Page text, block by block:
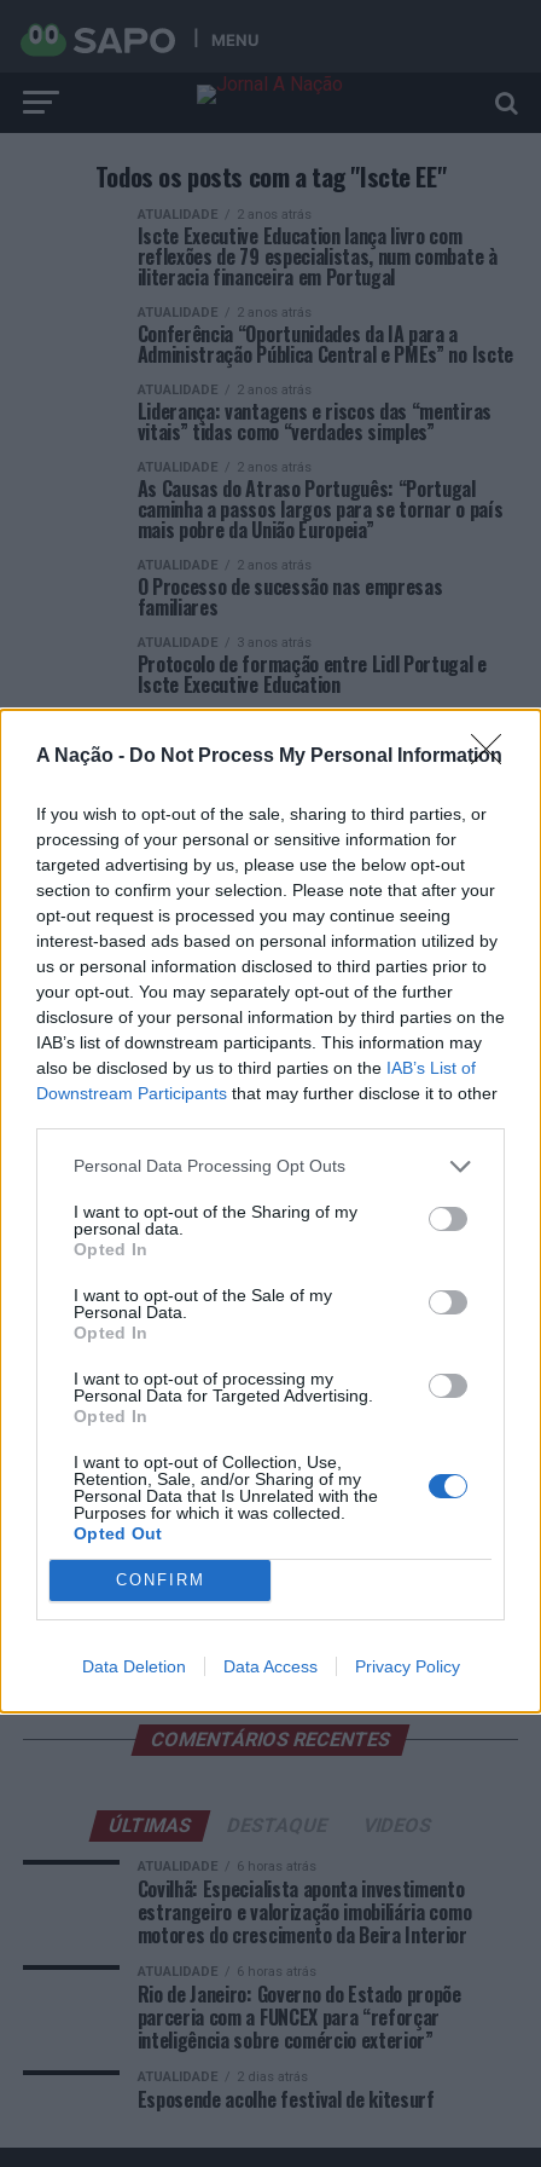
A Nação - Do Not Process My Personal Information
If you wish to opt-out of the sale, sharing to third parties, or
processing of your personal or sensitive information for
targeted advertising by us, please use the below opt-out
section to confirm your selection. Please note that after your
opt-out request is processed you may continue seeing
interest-based ads based on personal information utilized by
us or personal information disclosed to third parties prior to
your opt-out. You may separately opt-out of the further
disclosure of your personal information by third parties on the
IAB’s list of downstream participants. This information may
also be disclosed by us to third parties on the IAB’s List of
Downstream Participants that may further disclose it to other
Personal Data Processing Opt Outs
I want to opt-out of the Sharing of my
personal data.
Opted In
I want to opt-out of the Sale of my
Personal Data.
Opted In
I want to opt-out of processing my
Personal Data for Targeted Advertising.
Opted In
I want to opt-out of Collection, Use,
Retention, Sale, and/or Sharing of my
Personal Data that Is Unrelated with the
Purposes for which it was collected.
Opted Out
CONFIRM
Data Deletion Data Access Privacy Policy
MENU
Todos os posts com a tag "Iscte EE"
ATUALIDADE 2 anos atrás
Iscte Executive Education lança livro com
reflexões de 79 especialistas, num combate à
iliteracia financeira em Portugal
ATUALIDADE 2 anos atrás
Conferência “Oportunidades da IA para a
Administração Pública Central e PMEs” no Iscte
ATUALIDADE 2 anos atrás
Liderança: vantagens e riscos das “mentiras
vitais” tidas como “verdades simples”
ATUALIDADE 2 anos atrás
As Causas do Atraso Português: “Portugal
caminha a passos largos para se tornar o país
mais pobre da União Europeia”
ATUALIDADE 2 anos atrás
O Processo de sucessão nas empresas
familiares
ATUALIDADE 3 anos atrás
Protocolo de formação entre Lidl Portugal e
Iscte Executive Education
Internacionalização explicada por cinco
enólogos nacionais
Placebrand e Place Marketing: A nova pós-
graduação do Iscte Executive Education
ATUALIDADE 3 anos atrás
Executive MBA do Iscte Executive Education em
34º lugar na Europa e no Top 100 do mundo
ATUALIDADE 3 anos atrás
“88 Vozes sobre Inteligência Artificial”: um livro
Iscte Executive Education, nas livrarias a 10 de
outubro
VER MAIS
ARTIGOS RECENTES
valorização imobiliária como motores do crescimento da
Beira Interior
Rio de Janeiro: Governo do Estado propõe parceria com a
FUNCEX para “reforçar inteligência sobre comércio
exterior”
Esposende acolhe festival de kitesurf
EMEC celebra a conclusão de mais um Curso de
e Gestão de Barcelos
COMENTÁRIOS RECENTES
ÚLTIMAS
ATUALIDADE 6 horas atrás
Covilhã: Especialista aponta investimento
estrangeiro e valorização imobiliária como
motores do crescimento da Beira Interior
ATUALIDADE 6 horas atrás
Rio de Janeiro: Governo do Estado propõe
parceria com a FUNCEX para “reforçar
inteligência sobre comércio exterior”
ATUALIDADE 2 dias atrás
Esposende acolhe festival de kitesurf